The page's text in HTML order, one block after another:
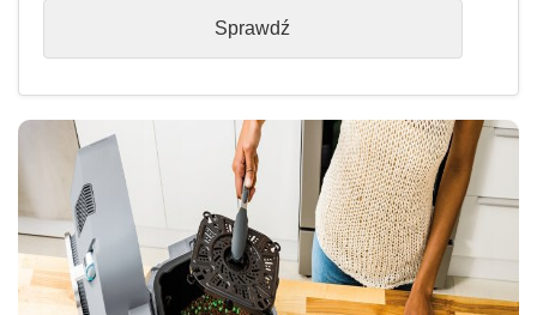
Sprawdź